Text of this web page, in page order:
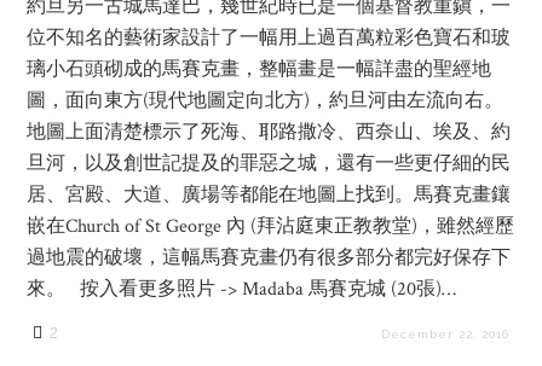
約旦另一古城馬達巴，幾世紀時已是一個基督教重鎭，一
位不知名的藝術家設計了一幅用上過百萬粒彩色寶石和玻
璃小石頭砌成的馬賽克畫，整幅畫是一幅詳盡的聖經地
圖，面向東方(現代地圖定向北方)，約旦河由左流向右。
地圖上面清楚標示了死海、耶路撒冷、西奈山、埃及、約
旦河，以及創世記提及的罪惡之城，還有一些更仔細的民
居、宮殿、大道、廣場等都能在地圖上找到。馬賽克畫鑲
嵌在Church of St George 內 (拜沾庭東正教教堂)，雖然經歷
過地震的破壞，這幅馬賽克畫仍有很多部分都完好保存下
來。 按入看更多照片 -> Madaba 馬賽克城 (20張)…
2 December 22, 2016